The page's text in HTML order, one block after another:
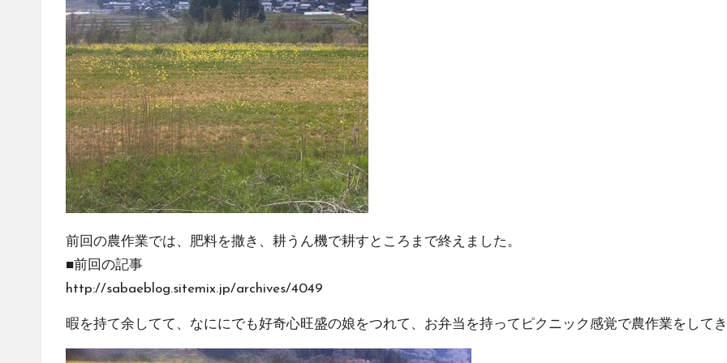
前回の農作業では、肥料を撒き、耕うん機で耕すところまで終えました。
■前回の記事
http://sabaeblog.sitemix.jp/archives/4049
暇を持て余してて、なににでも好奇心旺盛の娘をつれて、お弁当を持ってピクニック感覚で農作業をしてき